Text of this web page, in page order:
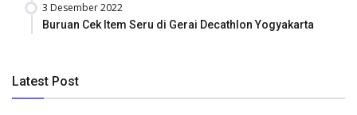
3 Desember 2022
Buruan Cek Item Seru di Gerai Decathlon Yogyakarta
Latest Post